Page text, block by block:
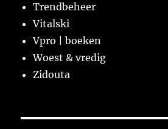
Trendbeheer
Vitalski
Vpro | boeken
Woest & vredig
Zidouta